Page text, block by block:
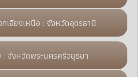
เฉียงเหนือ : จังหวัดอุดรธานี
: จังหวัดพระนครศรีอยุธยา